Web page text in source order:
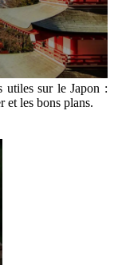
utiles sur le Japon :
et les bons plans.